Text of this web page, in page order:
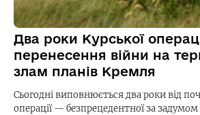
Два роки Курської
перенесення війни на
злам планів Кремля
Сьогодні виповнюється два роки від
операції — безпрецедентної за